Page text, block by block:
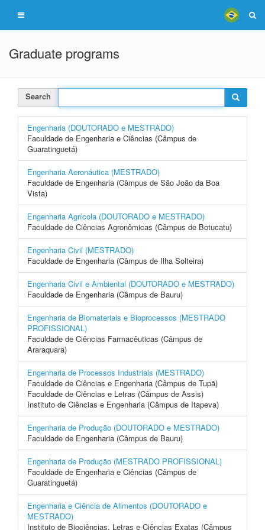
Graduate programs
Search
Engenharia (DOUTORADO e MESTRADO)
Faculdade de Engenharia e Ciências (Câmpus de
Guaratinguetá)
Engenharia Aeronáutica (MESTRADO)
Faculdade de Engenharia (Câmpus de São João da Boa
Vista)
Engenharia Agrícola (DOUTORADO e MESTRADO)
Faculdade de Ciências Agronômicas (Câmpus de Botucatu)
Engenharia Civil (MESTRADO)
Faculdade de Engenharia (Câmpus de Ilha Solteira)
Engenharia Civil e Ambiental (DOUTORADO e MESTRADO)
Faculdade de Engenharia (Câmpus de Bauru)
Engenharia de Biomateriais e Bioprocessos (MESTRADO
PROFISSIONAL)
Faculdade de Ciências Farmacêuticas (Câmpus de
Araraquara)
Engenharia de Processos Industriais (MESTRADO)
Faculdade de Ciências e Engenharia (Câmpus de Tupã)
Faculdade de Ciências e Letras (Câmpus de Assis)
Instituto de Ciências e Engenharia (Câmpus de Itapeva)
Engenharia de Produção (DOUTORADO e MESTRADO)
Faculdade de Engenharia (Câmpus de Bauru)
Engenharia de Produção (MESTRADO PROFISSIONAL)
Faculdade de Engenharia e Ciências (Câmpus de
Guaratinguetá)
Engenharia e Ciência de Alimentos (DOUTORADO e
MESTRADO)
Instituto de Biociências, Letras e Ciências Exatas (Câmpus